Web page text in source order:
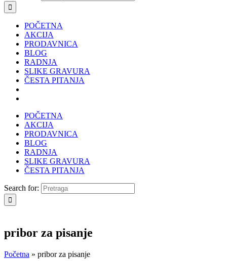
POČETNA
AKCIJA
PRODAVNICA
BLOG
RADNJA
SLIKE GRAVURA
ČESTA PITANJA
POČETNA
AKCIJA
PRODAVNICA
BLOG
RADNJA
SLIKE GRAVURA
ČESTA PITANJA
Search for:
pribor za pisanje
Početna » pribor za pisanje